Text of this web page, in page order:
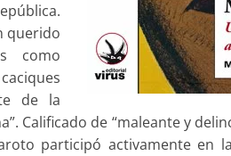
querido
como
de la
Calificado de “maleante y
participó activamente en